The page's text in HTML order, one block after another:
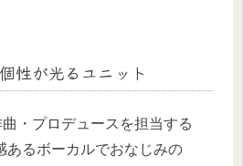
性が光るユニット
・プロデュースを担当する
あるボーカルでおなじみの